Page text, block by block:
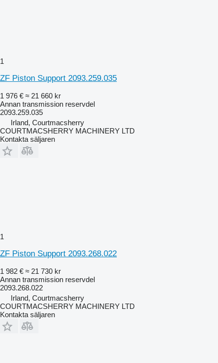
1
ZF Piston Support 2093.259.035
1 976 € ≈ 21 660 kr
Annan transmission reservdel
2093.259.035
Irland, Courtmacsherry
COURTMACSHERRY MACHINERY LTD
Kontakta säljaren
1
ZF Piston Support 2093.268.022
1 982 € ≈ 21 730 kr
Annan transmission reservdel
2093.268.022
Irland, Courtmacsherry
COURTMACSHERRY MACHINERY LTD
Kontakta säljaren